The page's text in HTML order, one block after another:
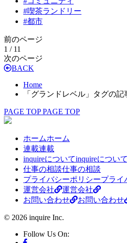
#喫茶ランドリー
#都市
前のページ
1 / 11
次のページ
BACK
Home
「グランドレベル」タグの記
PAGE TOP PAGE TOP
ホームホーム
連載連載
inquireについてinquireについて
仕事の相談仕事の相談
プライバシーポリシープライ
運営会社
運営会社
お問い合わせ
お問い合わせ
© 2026 inquire Inc.
Follow Us On: